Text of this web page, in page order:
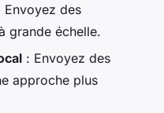
Envoyez des
grande échelle.
: Envoyez des
approche plus